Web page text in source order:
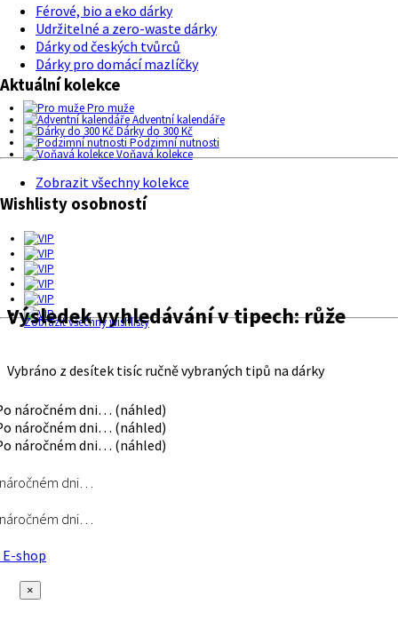
Férové, bio a eko dárky
Udržitelné a zero-waste dárky
Dárky od českých tvůrců
Dárky pro domácí mazlíčky
Aktuální kolekce
Pro muže
Adventní kalendáře
Dárky do 300 Kč
Podzimní nutnosti
Voňavá kolekce
Zobrazit všechny kolekce
Wishlisty osobností
Zobrazit všechny wishlisty
Výsledek vyhledávání v tipech:růže
Vybráno z desítek tisíc ručně vybraných tipů na dárky
dni…
dni…
shop
×